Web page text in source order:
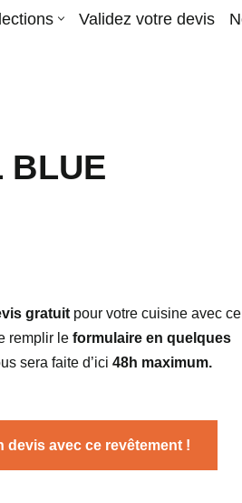
Validez votre devis
BLUE
gratuit pour votre cuisine avec ce
remplir leformulaire en quelques
sera faite d’ici48h maximum.
devis avec ce revêtement !